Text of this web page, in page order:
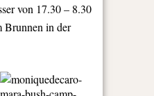
von 17.30 – 8.30
Brunnen in der